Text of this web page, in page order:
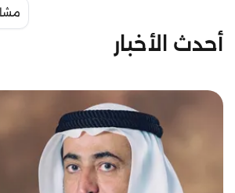
أحدث الأخبار